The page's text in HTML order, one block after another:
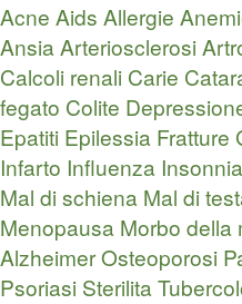
Acne Aids Allergie
AnsiaArteriosclerosi
Calcoli renali Carie
fegato Colite
Epatiti Epilessia Fratture
Infarto Influenza Insonnia
Mal di schiena Mal di
Menopausa Morbo della
AlzheimerOsteoporosi
Psoriasi Sterilita